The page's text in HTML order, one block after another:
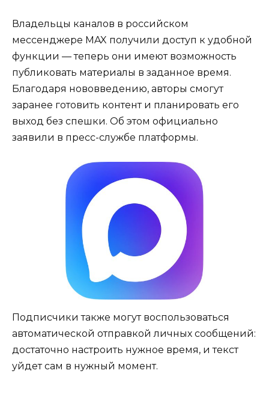
Владельцы каналов в российском
мессенджере MAX получили доступ к удобной
функции — теперь они имеют возможность
публиковать материалы в заданное время.
Благодаря нововведению, авторы смогут
заранее готовить контент и планировать его
выход без спешки. Об этом официально
заявили в пресс-службе платформы.
Подписчики также могут воспользоваться
автоматической отправкой личных сообщений:
достаточно настроить нужное время, и текст
уйдет сам в нужный момент.